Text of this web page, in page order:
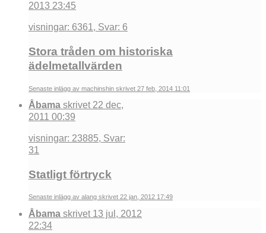
2013 23:45
visningar: 6361, Svar: 6
Stora tråden om historiska
ädelmetallvärden
Senaste inlägg av machinshin skrivet 27 feb, 2014 11:01
Åbama skrivet 22 dec,
2011 00:39
visningar: 23885, Svar:
31
Statligt förtryck
Senaste inlägg av alang skrivet 22 jan, 2012 17:49
Åbama skrivet 13 jul, 2012
22:34